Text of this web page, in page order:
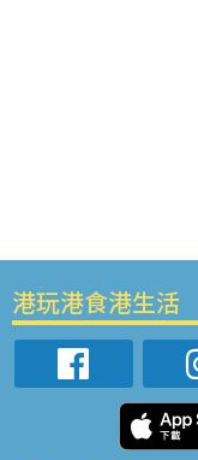
港玩港食港生活